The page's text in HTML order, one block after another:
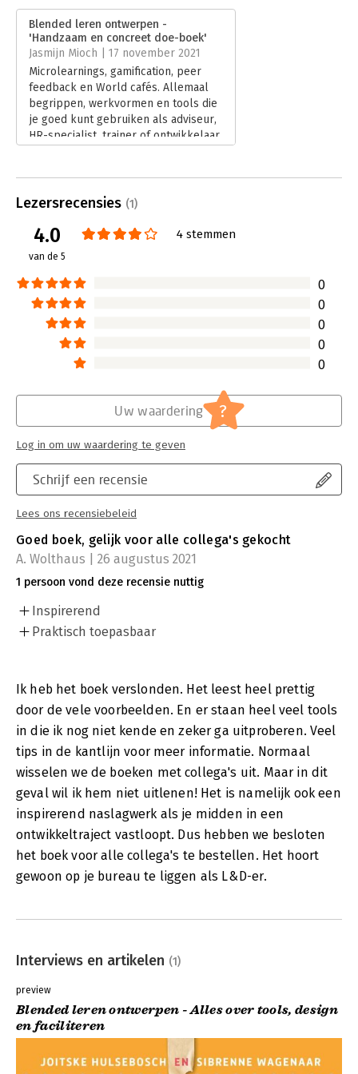
Verschijningsdatum:
Hoofdrubriek: Personeelsmanagement
Blended leren ontwerpen -
'Handzaam en concreet doe-boek'
Jasmijn Mioch | 17 november 2021
Microlearnings, gamification, peer
feedback en World cafés. Allemaal
begrippen, werkvormen en tools die
je goed kunt gebruiken als adviseur,
HR-specialist, trainer of ontwikkelaar
ontwerpen.
Lezersrecensies (1)
4.0
van de 5
4 stemmen
0
0
0
0
0
Schrijf een recensie
Lees ons recensiebeleid
Uw waardering ?
Log in om uw waardering te geven
Goed boek, gelijk voor alle collega's gekocht
A. Wolthaus | 26 augustus 2021
1 persoon vond deze recensie nuttig
Inspirerend
Praktisch toepasbaar
Ik heb het boek verslonden. Het leest heel prettig
door de vele voorbeelden. En er staan heel veel tools
in die ik nog niet kende en zeker ga uitproberen. Veel
tips in de kantlijn voor meer informatie. Normaal
wisselen we de boeken met collega's uit. Maar in dit
geval wil ik hem niet uitlenen! Het is namelijk ook een
inspirerend naslagwerk als je midden in een
ontwikkeltraject vastloopt. Dus hebben we besloten
het boek voor alle collega's te bestellen. Het hoort
gewoon op je bureau te liggen als L&D-er.
Interviews en artikelen (1)
preview
Blended leren ontwerpen - Alles over tools, design
en faciliteren